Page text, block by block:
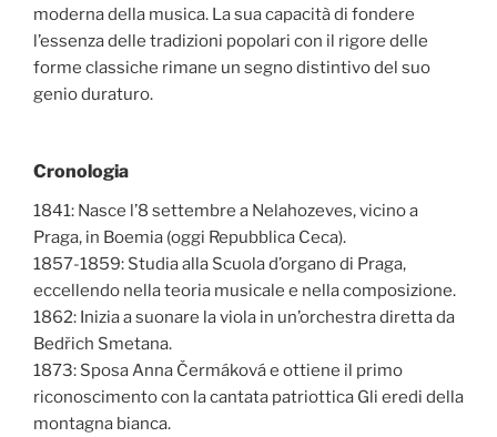
moderna della musica. La sua capacità di fondere
l’essenza delle tradizioni popolari con il rigore delle
forme classiche rimane un segno distintivo del suo
genio duraturo.
Cronologia
1841: Nasce l’8 settembre a Nelahozeves, vicino a
Praga, in Boemia (oggi Repubblica Ceca).
1857-1859: Studia alla Scuola d’organo di Praga,
eccellendo nella teoria musicale e nella composizione.
1862: Inizia a suonare la viola in un’orchestra diretta da
Bedřich Smetana.
1873: Sposa Anna Čermáková e ottiene il primo
riconoscimento con la cantata patriottica Gli eredi della
montagna bianca.